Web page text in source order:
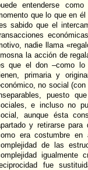
entenderse
que lo que en
sabido que el
nadie llama
la acción de
que el don –como lo
primaria y
no social
puesto
e incluso no
aunque ésta
y retirarse
era costumbre en
de las
igualmente
fue